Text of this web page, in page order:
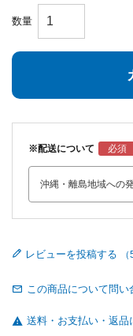
※配送について
レビューを投稿する
この商品について問い
送料・お支払い・返品